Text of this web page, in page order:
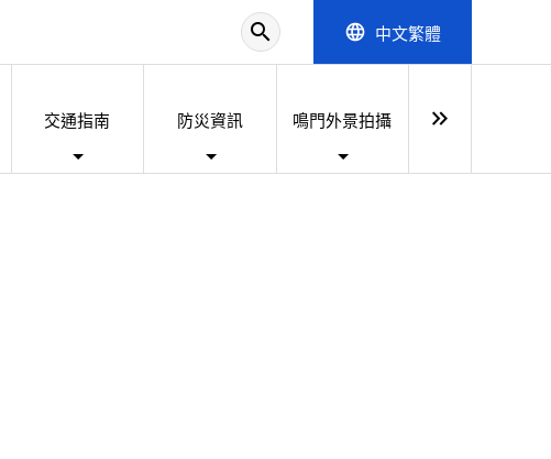
search language 中文繁體
交通指南 防災資訊 鳴門外景拍攝 keyboard_double_arrow_right